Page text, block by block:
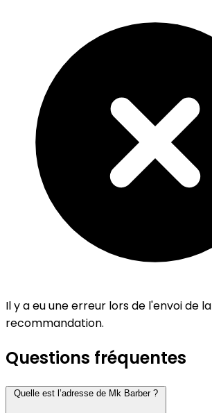
Il y a eu une erreur lors de l'envoi de la
recommandation.
Questions fréquentes
Quelle est l’adresse de Mk Barber ?